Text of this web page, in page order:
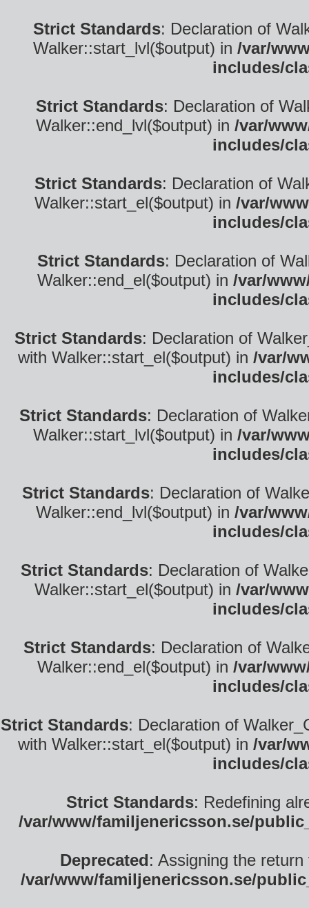
Strict Standards: Declaration of
Walker::start_lvl($output) in /var/
includes/
Strict Standards: Declaration of
Walker::end_lvl($output) in /var/
includes/
Strict Standards: Declaration of
Walker::start_el($output) in /var/
includes/
Strict Standards: Declaration of
Walker::end_el($output) in /var/
includes/
Strict Standards: Declaration of
with Walker::start_el($output) in /var/
includes/
Strict Standards: Declaration of
Walker::start_lvl($output) in /var/
includes/
Strict Standards: Declaration of
Walker::end_lvl($output) in /var/
includes/
Strict Standards: Declaration of
Walker::start_el($output) in /var/
includes/
Strict Standards: Declaration of
Walker::end_el($output) in /var/
includes/
Strict Standards: Declaration of
with Walker::start_el($output) in /var/
includes/
Strict Standards: Redefining
/var/www/familjenericsson.se/
Deprecated: Assigning the
/var/www/familjenericsson.se/